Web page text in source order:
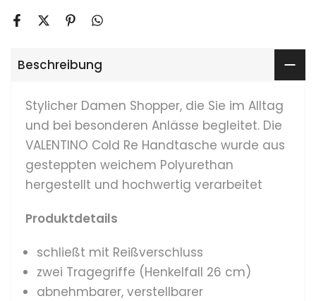
Beschreibung
Stylicher Damen Shopper, die Sie im Alltag
und bei besonderen Anlässe begleitet. Die
VALENTINO Cold Re Handtasche wurde aus
gesteppten weichem Polyurethan
hergestellt und hochwertig verarbeitet
Produktdetails
schließt mit Reißverschluss
zwei Tragegriffe (Henkelfall 26 cm)
abnehmbarer, verstellbarer